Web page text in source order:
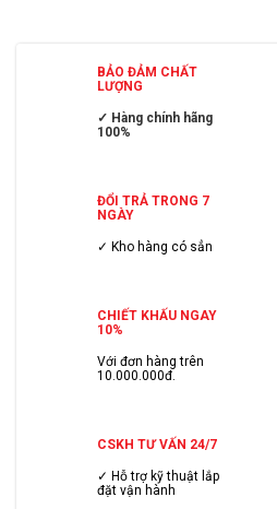
BẢO ĐẢM CHẤT
LƯỢNG
✓ Hàng chính hãng
100%
ĐỔI TRẢ TRONG 7
NGÀY
✓ Kho hàng có sẳn
CHIẾT KHẤU NGAY
10%
Với đơn hàng trên
10.000.000đ.
CSKH TƯ VẤN 24/7
✓ Hỗ trợ kỹ thuật lắp
đặt vận hành